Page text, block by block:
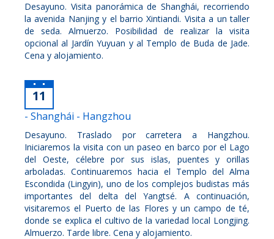
Desayuno. Visita panorámica de Shanghái, recorriendo
la avenida Nanjing y el barrio Xintiandi. Visita a un taller
de seda. Almuerzo. Posibilidad de realizar la visita
opcional al Jardín Yuyuan y al Templo de Buda de Jade.
Cena y alojamiento.
11
- Shanghái - Hangzhou
Desayuno. Traslado por carretera a Hangzhou.
Iniciaremos la visita con un paseo en barco por el Lago
del Oeste, célebre por sus islas, puentes y orillas
arboladas. Continuaremos hacia el Templo del Alma
Escondida (Lingyin), uno de los complejos budistas más
importantes del delta del Yangtsé. A continuación,
visitaremos el Puerto de las Flores y un campo de té,
donde se explica el cultivo de la variedad local Longjing.
Almuerzo. Tarde libre. Cena y alojamiento.